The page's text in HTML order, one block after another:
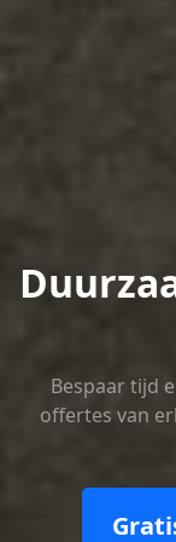
Bespaar tijd
offertes van